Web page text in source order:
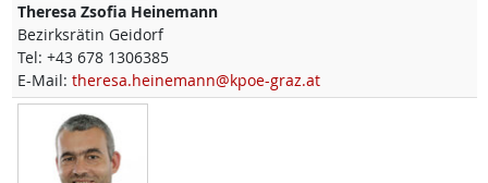
Theresa Zsofia Heinemann
Bezirksrätin Geidorf
Tel: +43 678 1306385
E-Mail: theresa.heinemann@kpoe-graz.at